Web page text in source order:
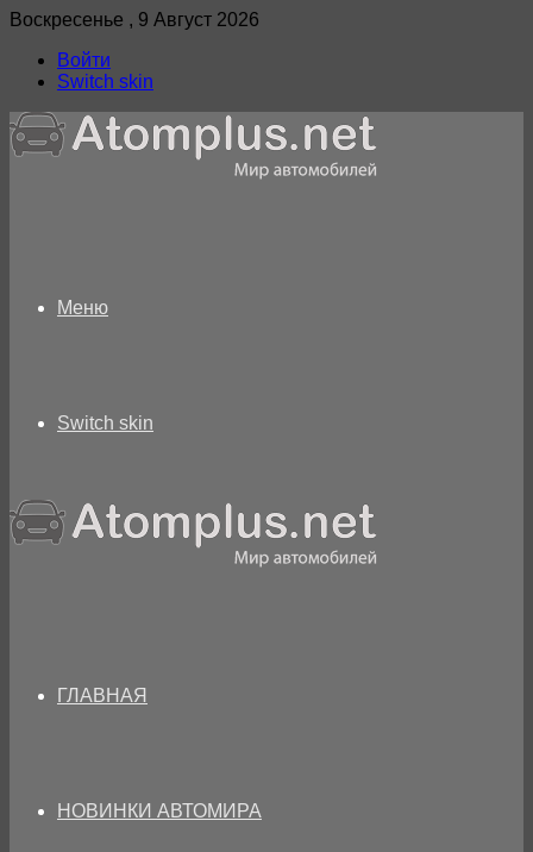
Воскресенье , 9 Август 2026
Войти
Switch skin
Меню
Switch skin
ГЛАВНАЯ
НОВИНКИ АВТОМИРА